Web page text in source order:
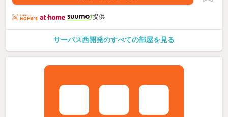
提供
サーパス西開発のすべての部屋を見る